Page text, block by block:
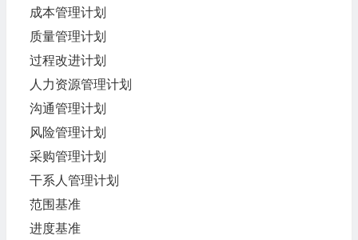
成本管理计划
质量管理计划
过程改进计划
人力资源管理计划
沟通管理计划
风险管理计划
采购管理计划
干系人管理计划
范围基准
进度基准